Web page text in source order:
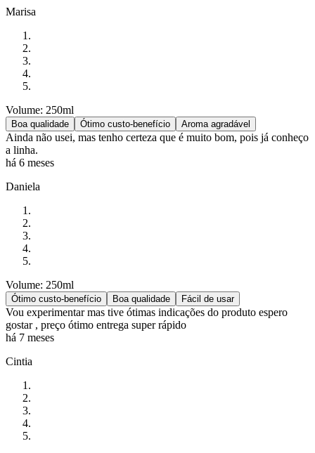
Marisa
Volume: 250ml
Boa qualidade Ótimo custo-benefício Aroma agradável
Ainda não usei, mas tenho certeza que é muito bom, pois já conheço
a linha.
há 6 meses
Daniela
Volume: 250ml
Ótimo custo-benefício Boa qualidade Fácil de usar
Vou experimentar mas tive ótimas indicações do produto espero
gostar , preço ótimo entrega super rápido
há 7 meses
Cintia